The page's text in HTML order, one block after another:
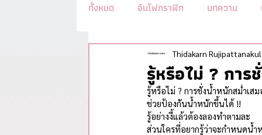
ทั้งหมด อินโฟกราฟิก บทความ
รวมทิปชะลอวัย #อ่านแล้วYoung
รวมสรุปสาระจากพอดแคสต์
รู้หรือไม่ ? กา
Thidakarn Rujipattanakul
รู้หรือไม่ ? การชั่งน้ำหนักสม่ำเสม
ช่วยป้องกันน้ำหนักขึ้นได้ !!
รู้อย่างงี้แล้วต้องลองทำตามละ
ส่วนใครที่อยากรู้ว่าจะกำหนดน้ำ